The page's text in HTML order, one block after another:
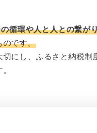
循環や人と人との繋が
のです。
切にし、ふるさと納税制